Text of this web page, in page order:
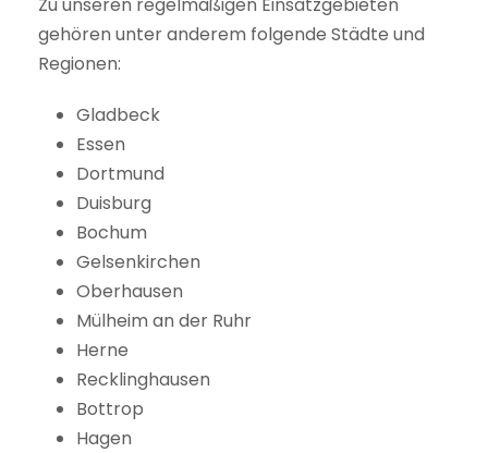
gehören unter anderem folgende Städte und
Regionen:
Gladbeck
Essen
Dortmund
Duisburg
Bochum
Gelsenkirchen
Oberhausen
Mülheim an der Ruhr
Herne
Recklinghausen
Bottrop
Hagen